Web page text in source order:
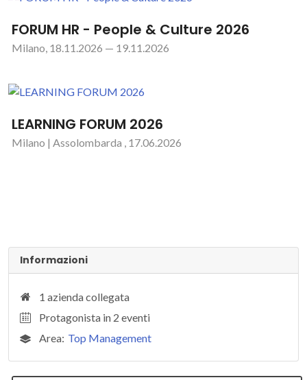
FORUM HR - People & Culture 2026
Milano, 18.11.2026 — 19.11.2026
LEARNING FORUM 2026
Milano | Assolombarda , 17.06.2026
Informazioni
1 azienda collegata
Protagonista in 2 eventi
Area: Top Management